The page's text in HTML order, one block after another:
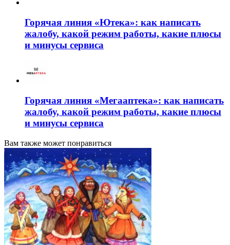
Горячая линия «Ютека»: как написать
жалобу, какой режим работы, какие плюсы
и минусы сервиса
Горячая линия «Мегааптека»: как написать
жалобу, какой режим работы, какие плюсы
и минусы сервиса
Вам также может понравиться